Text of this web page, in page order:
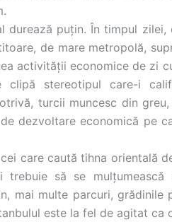
durează puţin. În timpul
de mare metropolă,
activităţii economice de zi
clipă stereotipul care-i
turcii muncesc din
dezvoltare economică pe
care caută tihna orientală
trebuie să se
mai multe parcuri, grădinile
este la fel de agitat ca